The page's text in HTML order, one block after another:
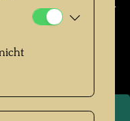
Karin Székessy-